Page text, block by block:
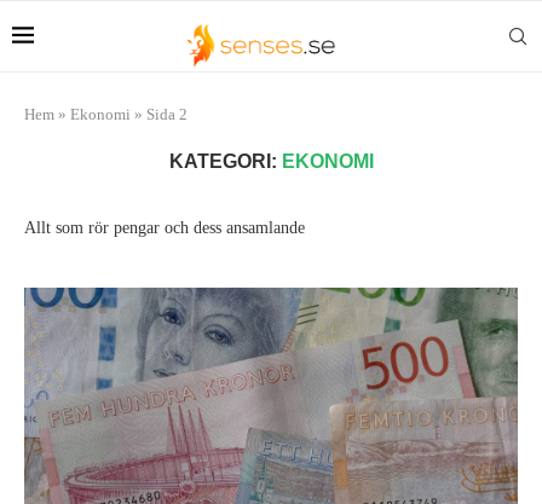
Hem » Ekonomi » Sida 2
KATEGORI: EKONOMI
Allt som rör pengar och dess ansamlande